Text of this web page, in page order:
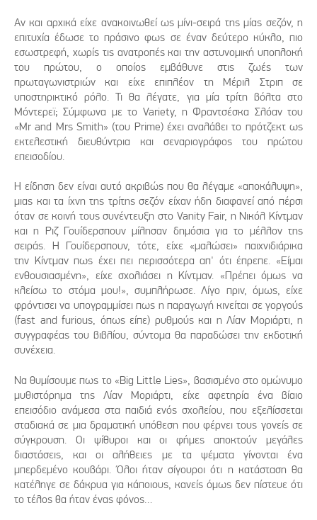
Αν και αρχικά είχε ανακοινωθεί ως μίνι-σειρά της μίας σεζόν, η
επιτυχία έδωσε το πράσινο φως σε έναν δεύτερο κύκλο, πιο
εσωστρεφή, χωρίς τις ανατροπές και την αστυνομική υποπλοκή
του πρώτου, ο οποίος εμβάθυνε στις ζωές των
πρωταγωνιστριών και είχε επιπλέον τη Μέριλ Στριπ σε
υποστηρικτικό ρόλο. Τι θα λέγατε, για μία τρίτη βόλτα στο
Μόντερεϊ; Σύμφωνα με το Variety, η Φραντσέσκα Σλόαν του
«Mr and Mrs Smith» (του Prime) έχει αναλάβει το πρότζεκτ ως
εκτελεστική διευθύντρια και σεναριογράφος του πρώτου
επεισοδίου.
Η είδηση δεν είναι αυτό ακριβώς που θα λέγαμε «αποκάλυψη»,
μιας και τα ίχνη της τρίτης σεζόν είχαν ήδη διαφανεί από πέρσι
όταν σε κοινή τους συνέντευξη στο Vanity Fair, η Νικόλ Κίντμαν
και η Ριζ Γουίδερσπουν μίλησαν δημόσια για το μέλλον της
σειράς. Η Γουίδερσπουν, τότε, είχε «μαλώσει» παιχνιδιάρικα
την Κίντμαν πως έχει πει περισσότερα απ' ότι έπρεπε. «Είμαι
ενθουσιασμένη», είχε σχολιάσει η Κίντμαν. «Πρέπει όμως να
κλείσω το στόμα μου!», συμπλήρωσε. Λίγο πριν, όμως, είχε
φρόντισει να υπογραμμίσει πως η παραγωγή κινείται σε γοργούς
(fast and furious, όπως είπε) ρυθμούς και η Λίαν Μοριάρτι, η
συγγραφέας του βιβλίου, σύντομα θα παραδώσει την εκδοτική
συνέχεια.
Να θυμίσουμε πως το «Big Little Lies», βασισμένο στο ομώνυμο
μυθιστόρημα της Λίαν Μοριάρτι, είχε αφετηρία ένα βίαιο
επεισόδιο ανάμεσα στα παιδιά ενός σχολείου, που εξελίσσεται
σταδιακά σε μια δραματική υπόθεση που φέρνει τους γονείς σε
σύγκρουση. Οι ψίθυροι και οι φήμες αποκτούν μεγάλες
διαστάσεις, και οι αλήθειες με τα ψέματα γίνονται ένα
μπερδεμένο κουβάρι. Όλοι ήταν σίγουροι ότι η κατάσταση θα
κατέληγε σε δάκρυα για κάποιους, κανείς όμως δεν πίστευε ότι
το τέλος θα ήταν ένας φόνος…